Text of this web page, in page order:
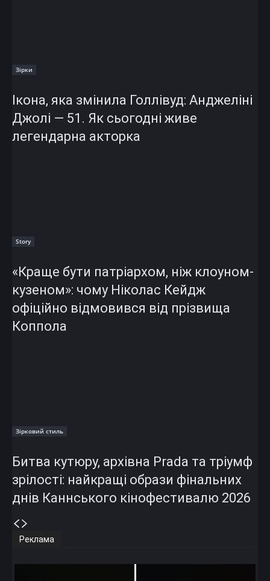
Зірки
Ікона, яка змінила Голлівуд: Анджеліні
Джолі — 51. Як сьогодні живе
легендарна акторка
Story
«Краще бути патріархом, ніж клоуном-
кузеном»: чому Ніколас Кейдж
офіційно відмовився від прізвища
Коппола
Зірковий стиль
Битва кутюру, архівна Prada та тріумф
зрілості: найкращі образи фінальних
днів Каннського кінофестивалю 2026
Реклама